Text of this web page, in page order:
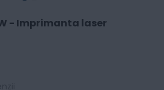
- Imprimanta laser